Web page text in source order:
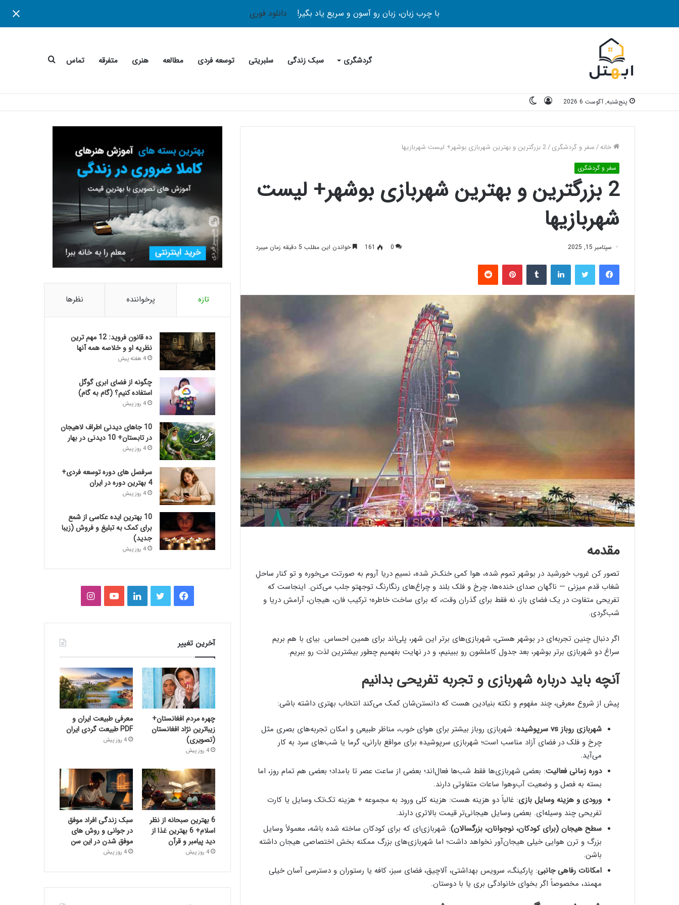
با چرب زبان، زبان رو آسون و سریع یاد بگیر! دانلود فوری
گردشگری سبک زندگی سلبریتی توسعه فردی مطالعه هنری متفرقه تماس جستجو
پنج‌شنبه, آگوست 6 2026
تغییرورود
خانه/سفر و گردشگری/2 بزرگترین و بهترین شهربازی بوشهر+ لیست شهربازیها
سفر و گردشگری
2 بزرگترین و بهترین شهربازی بوشهر+ لیست
شهربازیها
سپتامبر 15, 2025 0
161 خواندن این مطلب 5 دقیقه زمان میبرد
فیس بوک توییتر لینکدین ‫تامبلر ‫پین‌ترست‫رددیت
مقدمه
تصور کن غروب خورشید در بوشهر تموم شده، هوا کمی خنک‌تر شده، نسیمِ دریا آروم به صورتت می‌خوره و تو کنار ساحلِ
شغاب قدم میزنی — ناگهان صدای خنده‌ها، چرخ و فلک بلند و چراغ‌های رنگارنگ توجهتو جلب می‌کنن. اینجاست که
تفریحی متفاوت در یک فضای باز، نه فقط برای گذران وقت، که برای ساخت خاطره؛ ترکیب فان، هیجان، آرامش دریا و
شب‌گردی.
اگر دنبال چنین تجربه‌ای در بوشهر هستی، شهربازی‌های برتر این شهر، پلی‌اند برای همین احساس. بیای با هم بریم
سراغ دو شهربازی برتر بوشهر، بعد جدول کاملشون رو ببینیم، و در نهایت بفهمیم چطور بیشترین لذت رو ببریم.
آنچه باید درباره شهربازی و تجربه تفریحی بدانیم
پیش از شروع معرفی، چند مفهوم و نکته بنیادین هست که دانستن‌شان کمک می‌کند انتخاب بهتری داشته باشی:
شهربازی روباز vs سرپوشیده
: شهربازی روباز بیشتر برای هوای خوب، مناظر طبیعی و امکان تجربه‌های بصری مثل
چرخ و فلک در فضای آزاد مناسب است؛ شهربازی سرپوشیده برای مواقع بارانی، گرما یا شب‌های سرد به کار
می‌آید.
دوره زمانی فعالیت: بعضی شهربازی‌ها فقط شب‌ها فعال‌اند؛ بعضی از ساعت عصر تا بامداد؛ بعضی هم تمام روز، اما
بسته به فصل و وضعیت آب‌وهوا ساعات متفاوتی دارند.
ورودی و هزینه وسایل بازی: غالباً دو هزینه هست: هزینه کلی ورود به مجموعه + هزینه تک‌تک وسایل یا کارت
تفریحی چند وسیله‌ای. بعضی وسایل هیجانی‌تر قیمت بالاتری دارند.
سطح هیجان (برای کودکان، نوجوانان، بزرگسالان): شهربازی‌ای که برای کودکان ساخته شده باشه، معمولاً وسایل
بزرگ و ترن هوایی خیلی هیجان‌آور نخواهد داشت؛ اما شهربازی‌های بزرگ ممکنه بخش اختصاصی هیجان داشته
باشن.
امکانات رفاهی جانبی: پارکینگ، سرویس بهداشتی، آلاچیق، فضای سبز، کافه یا رستوران و دسترسی آسان خیلی
مهمند، مخصوصاً اگر بخوای خانوادگی بری یا با دوستان.
تازه پرخواننده نظرها
ده قانون فروید: 12 مهم ترین
نظریه او و خلاصه همه آنها
4 هفته پیش
چگونه از فضای ابری گوگل
استفاده کنیم؟ (گام به گام)
4 روز پیش
10 جاهای دیدنی اطراف لاهیجان
در تابستان+ 10 دیدنی در بهار
4 روز پیش
سرفصل های دوره توسعه فردی+
4 بهترین دوره در ایران
4 روز پیش
10 بهترین ایده عکاسی از شمع
برای کمک به تبلیغ و فروش (زیبا
جدید)
4 روز پیش
فیس توییترلینکدینیوتیوباینستاگرام
آخرین تغییر
چهره مردم افغانستان+
زیباترین نژاد افغانستان
(تصویری)
4 روز پیش
معرفی طبیعت ایران و
PDF طبیعت گردی ایران
4 روز پیش
6 بهترین صبحانه از نظر
اسلام+ 6 بهترین غذا از
دید پیامبر و قرآن
4 روز پیش
سبک زندگی افراد موفق
در جوانی و روش های
موفق شدن در این سن
4 روز پیش